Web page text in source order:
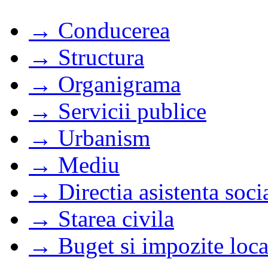
→ Conducerea
→ Structura
→ Organigrama
→ Servicii publice
→ Urbanism
→ Mediu
→ Directia asistenta
→ Starea civila
→ Buget si impozite